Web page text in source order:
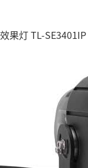
效果灯 TL-SE3401IP